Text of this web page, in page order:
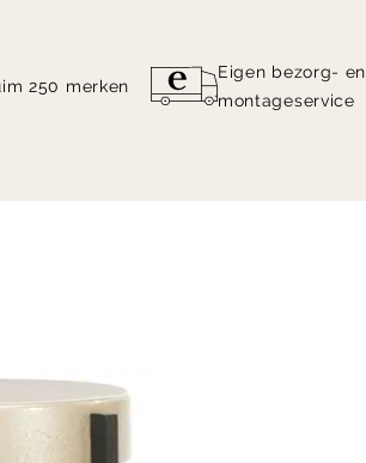
250 merken
Eigen bezorg- en
montageservice